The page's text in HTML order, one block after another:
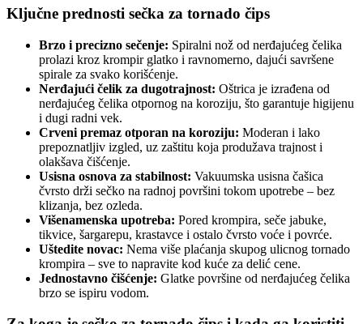
Ključne prednosti sečka za tornado čips
Brzo i precizno sečenje: Spiralni nož od nerđajućeg čelika
prolazi kroz krompir glatko i ravnomerno, dajući savršene
spirale za svako korišćenje.
Nerđajući čelik za dugotrajnost: Oštrica je izrađena od
nerđajućeg čelika otpornog na koroziju, što garantuje higijenu
i dugi radni vek.
Crveni premaz otporan na koroziju: Moderan i lako
prepoznatljiv izgled, uz zaštitu koja produžava trajnost i
olakšava čišćenje.
Usisna osnova za stabilnost: Vakuumska usisna čašica
čvrsto drži sečko na radnoj površini tokom upotrebe – bez
klizanja, bez ozleda.
Višenamenska upotreba: Pored krompira, seče jabuke,
tikvice, šargarepu, krastavce i ostalo čvrsto voće i povrće.
Uštedite novac: Nema više plaćanja skupog ulicnog tornado
krompira – sve to napravite kod kuće za delić cene.
Jednostavno čišćenje: Glatke površine od nerđajućeg čelika
brzo se ispiru vodom.